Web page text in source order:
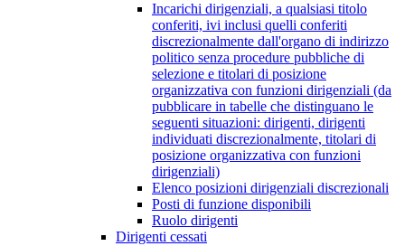
Incarichi dirigenziali, a qualsiasi titolo
conferiti, ivi inclusi quelli conferiti
discrezionalmente dall'organo di indirizzo
politico senza procedure pubbliche di
selezione e titolari di posizione
organizzativa con funzioni dirigenziali (da
pubblicare in tabelle che distinguano le
seguenti situazioni: dirigenti, dirigenti
individuati discrezionalmente, titolari di
posizione organizzativa con funzioni
dirigenziali)
Elenco posizioni dirigenziali discrezionali
Posti di funzione disponibili
Ruolo dirigenti
Dirigenti cessati